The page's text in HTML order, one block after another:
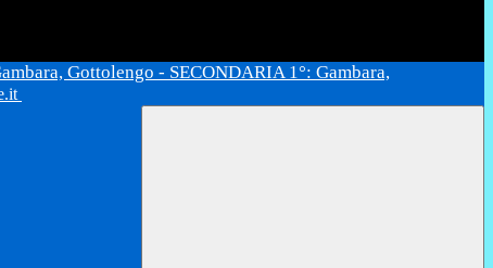
Gottolengo - SECONDARIA 1°: Gambara,